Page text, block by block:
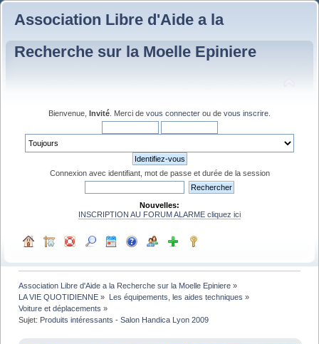
Association Libre d'Aide a la
Recherche sur la Moelle Epiniere
Bienvenue, Invité . Merci de vous connecter ou de vous inscrire
Connexion avec identifiant, mot de passe et durée de la session
Nouvelles:
INSCRIPTION AU FORUM ALARME cliquez ici
Association Libre d'Aide a la Recherche sur la Moelle Epiniere »
LA VIE QUOTIDIENNE » Les équipements, les aides techniques »
Voiture et déplacements »
Sujet: Produits intéressants - Salon Handica Lyon 2009